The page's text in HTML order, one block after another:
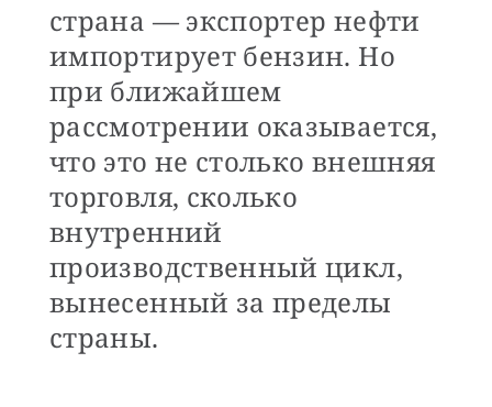
страна — экспортер нефти
импортирует бензин. Но
при ближайшем
рассмотрении оказывается,
что это не столько внешняя
торговля, сколько
внутренний
производственный цикл,
вынесенный за пределы
страны.